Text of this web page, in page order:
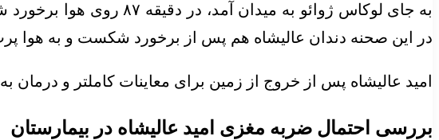
به جای لوکاس ژوائو به
در این صحنه دندان عالیشاه هم پس از برخورد شکست و به هوا
امید عالیشاه پس از خروج از زمین برای معاینات کاملتر و درمان
بررسی احتمال ضربه مغزی امید عالیشاه در بیمارستان